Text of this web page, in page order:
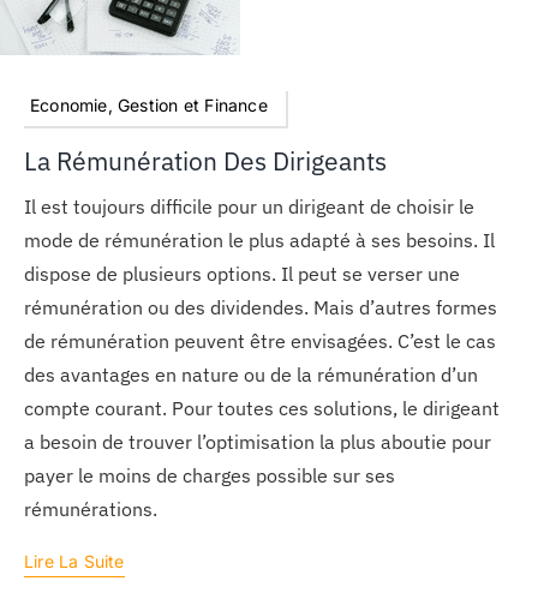
Economie, Gestion et Finance
La Rémunération Des Dirigeants
Il est toujours difficile pour un dirigeant de choisir le
mode de rémunération le plus adapté à ses besoins. Il
dispose de plusieurs options. Il peut se verser une
rémunération ou des dividendes. Mais d’autres formes
de rémunération peuvent être envisagées. C’est le cas
des avantages en nature ou de la rémunération d’un
compte courant. Pour toutes ces solutions, le dirigeant
a besoin de trouver l’optimisation la plus aboutie pour
payer le moins de charges possible sur ses
rémunérations.
Lire La Suite